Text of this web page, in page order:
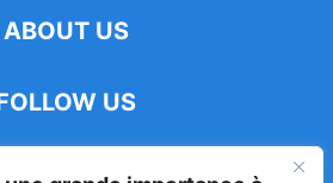
ABOUT US
US